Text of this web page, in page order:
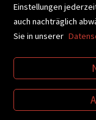
VIDEO-TIPPS
VERTRAG
Einstellungen
auch nachträglich
Sie in unserer